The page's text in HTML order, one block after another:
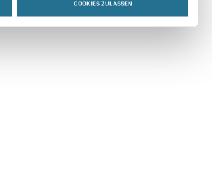
COOKIES ZULASSEN